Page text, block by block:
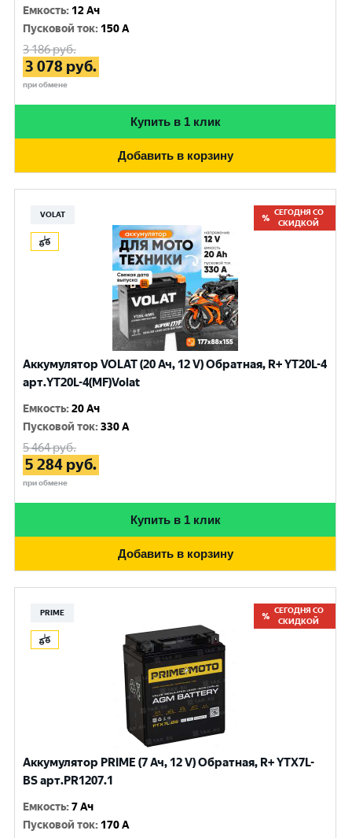
Емкость: 12 Ач
Пусковой ток: 150 A
3 186руб.
3 078 руб.
при обмене
Купить в 1 клик
Добавить в корзину
VOLAT
СЕГОДНЯ СО
СКИДКОЙ
Аккумулятор VOLAT (20 Ач, 12 V) Обратная, R+ YT20L-4
арт.YT20L-4(MF)Volat
Емкость:20 Ач
Пусковой ток:330 A
5 464руб.
5 284 руб.
при обмене
Купить в 1 клик
Добавить в корзину
PRIME
СЕГОДНЯ СО
СКИДКОЙ
Аккумулятор PRIME (7 Ач, 12 V) Обратная, R+ YTX7L-
BS арт.PR1207.1
Емкость:7 Ач
Пусковой ток: 170 A